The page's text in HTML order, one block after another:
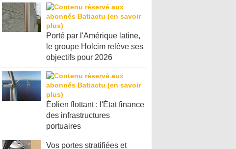
Porté par l'Amérique latine,
le groupe Holcim relève ses
objectifs pour 2026
Éolien flottant : l'État finance
des infrastructures
portuaires
Vos portes stratifiées et